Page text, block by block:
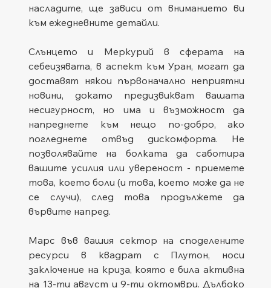
насладите, ще зависи от вниманието ви
към ежедневните детайли.
Слънцето и Меркурий в сферата на
себеизявата, в аспект към Уран, могат да
доставят някои първоначално неприятни
новини, докато предизвикват вашата
несигурност, но има и възможност да
напреднете към нещо по-добро, ако
погледнете отвъд дискомфорта. Не
позволявайте на болката да саботира
вашите усилия или увереност - приемете
това, което боли (и това, което може да не
се случи), след това продължете да
вървите напред.
Марс във вашия сектор на споделените
ресурси в квадрат с Плутон, носи
заключение на криза, която е била активна
на 13-ти август и 9-ти октомври. Дълбоко